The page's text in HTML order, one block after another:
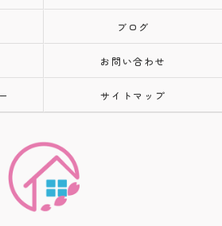
ブログ
お問い合わせ
サイトマップ